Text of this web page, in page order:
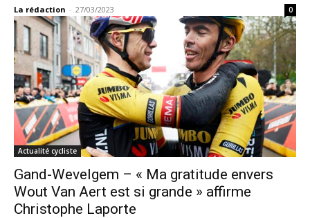
La rédaction - 27/03/2023 0
Actualité cycliste
Gand-Wevelgem – « Ma gratitude envers
Wout Van Aert est si grande » affirme
Christophe Laporte